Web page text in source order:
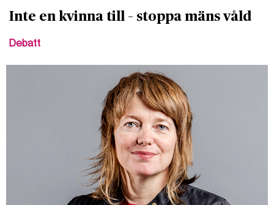
Inte en kvinna till – stoppa mäns våld
Debatt